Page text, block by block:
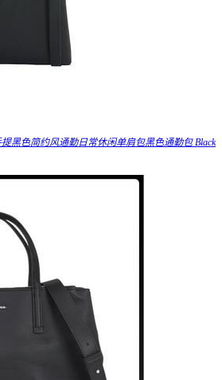
黑色简约风通勤日常休闲单肩包黑色通勤包 Black